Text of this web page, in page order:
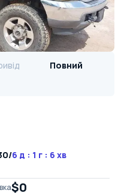
Повний
/6 д : 1 г : 6 хв
$0